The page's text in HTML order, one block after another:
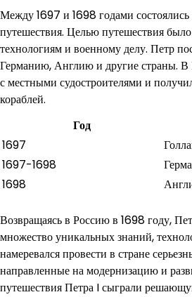
Между 1697 и 1698 годами
путешествия. Целью путешествия
технологиям и военному делу. Петр
Германию, Англию и другие страны. В
с местными судостроителями и
кораблей.
Год
1697
1697-1698
1698
Возвращаясь в Россию в 1698 году,
множество уникальных знаний,
намеревался провести в стране
направленные на модернизацию и
путешествия Петра I сыграли